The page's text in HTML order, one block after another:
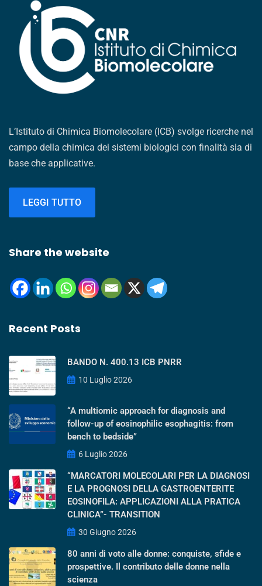
L’Istituto di Chimica Biomolecolare (ICB) svolge ricerche nel
campo della chimica dei sistemi biologici con finalità sia di
base che applicative.
LEGGI TUTTO
Share the website
Recent Posts
BANDO N. 400.13 ICB PNRR
10 Luglio 2026
“A multiomic approach for diagnosis and
follow-up of eosinophilic esophagitis: from
bench to bedside”
6 Luglio 2026
“MARCATORI MOLECOLARI PER LA DIAGNOSI
E LA PROGNOSI DELLA GASTROENTERITE
EOSINOFILA: APPLICAZIONI ALLA PRATICA
CLINICA”- TRANSITION
30 Giugno 2026
80 anni di voto alle donne: conquiste, sfide e
prospettive. Il contributo delle donne nella
scienza